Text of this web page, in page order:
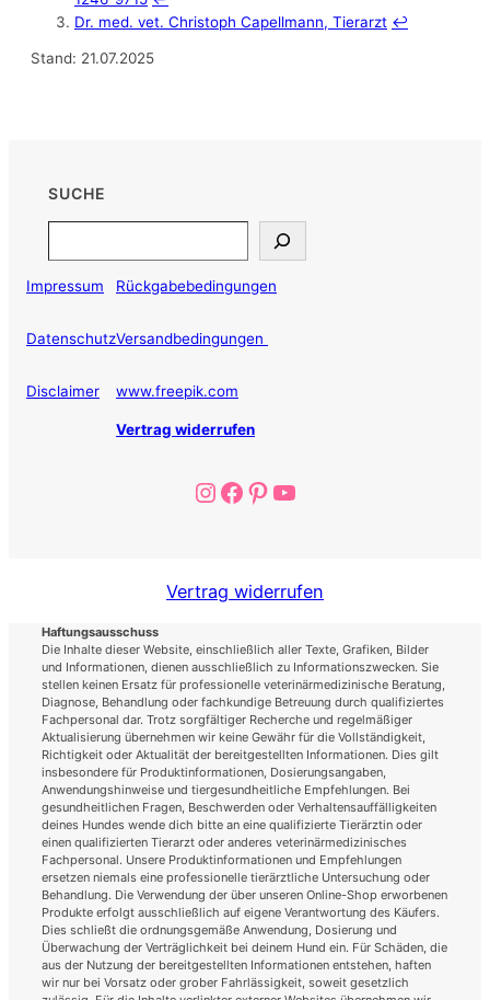
Dr. med. vet. Christoph Capellmann, Tierarzt ↩︎
Stand: 21.07.2025
SUCHE
Impressum
Datenschutz
Disclaimer
Rückgabebedingungen
Versandbedingungen
www.freepik.com
Vertrag widerrufen
Instagram
Facebook
Pinterest
YouTube
Vertrag widerrufen
Haftungsausschuss
Die Inhalte dieser Website, einschließlich aller Texte, Grafiken, Bilder
und Informationen, dienen ausschließlich zu Informationszwecken. Sie
stellen keinen Ersatz für professionelle veterinärmedizinische Beratung,
Diagnose, Behandlung oder fachkundige Betreuung durch qualifiziertes
Fachpersonal dar. Trotz sorgfältiger Recherche und regelmäßiger
Aktualisierung übernehmen wir keine Gewähr für die Vollständigkeit,
Richtigkeit oder Aktualität der bereitgestellten Informationen. Dies gilt
insbesondere für Produktinformationen, Dosierungsangaben,
Anwendungshinweise und tiergesundheitliche Empfehlungen. Bei
gesundheitlichen Fragen, Beschwerden oder Verhaltensauffälligkeiten
deines Hundes wende dich bitte an eine qualifizierte Tierärztin oder
einen qualifizierten Tierarzt oder anderes veterinärmedizinisches
Fachpersonal. Unsere Produktinformationen und Empfehlungen
ersetzen niemals eine professionelle tierärztliche Untersuchung oder
Behandlung. Die Verwendung der über unseren Online-Shop erworbenen
Produkte erfolgt ausschließlich auf eigene Verantwortung des Käufers.
Dies schließt die ordnungsgemäße Anwendung, Dosierung und
Überwachung der Verträglichkeit bei deinem Hund ein. Für Schäden, die
aus der Nutzung der bereitgestellten Informationen entstehen, haften
wir nur bei Vorsatz oder grober Fahrlässigkeit, soweit gesetzlich